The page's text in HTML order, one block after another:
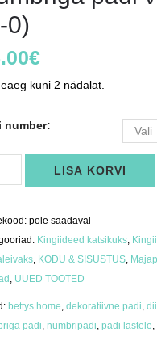
0)
€
kuni 2 nädalat.
number:
LISA KORVI
pole saadaval
Kingiideed katsikuks
KODU & SISUSTUS
UUED TOOTED
bettys home ,dekoratiivne padi ,
padi ,numbripadi ,padi lastele